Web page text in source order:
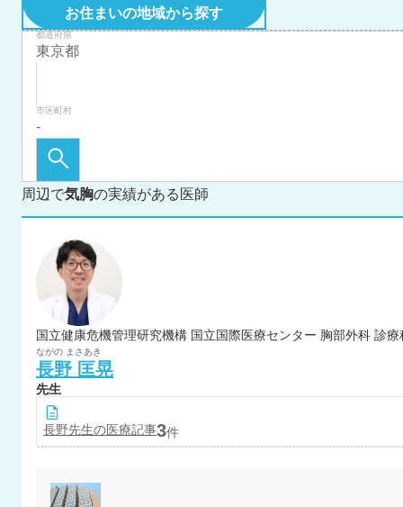
お住まいの地域から探す
都道府県
市区町村
周辺で気胸の実績がある医師
国立健康危機管理研究機構 国立国際医療センター 胸部外科 診療
ながの まさあき
長野 匡晃
先生
長野先生の医療記事3件